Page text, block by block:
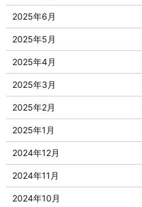
2025年6月
2025年5月
2025年4月
2025年3月
2025年2月
2025年1月
2024年12月
2024年11月
2024年10月